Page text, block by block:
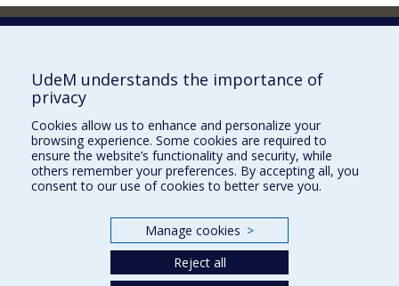
Faculty of Pharmacy
2940, chemin de Polytechnique,
Montréal, Québec H3T 1J4
Tél. : 514 343-6422
Our Locations
UdeM understands the importance of
privacy
Cookies allow us to enhance and personalize your
browsing experience. Some cookies are required to
ensure the website’s functionality and security, while
others remember your preferences. By accepting all, you
consent to our use of cookies to better serve you.
Manage cookies >
Reject all